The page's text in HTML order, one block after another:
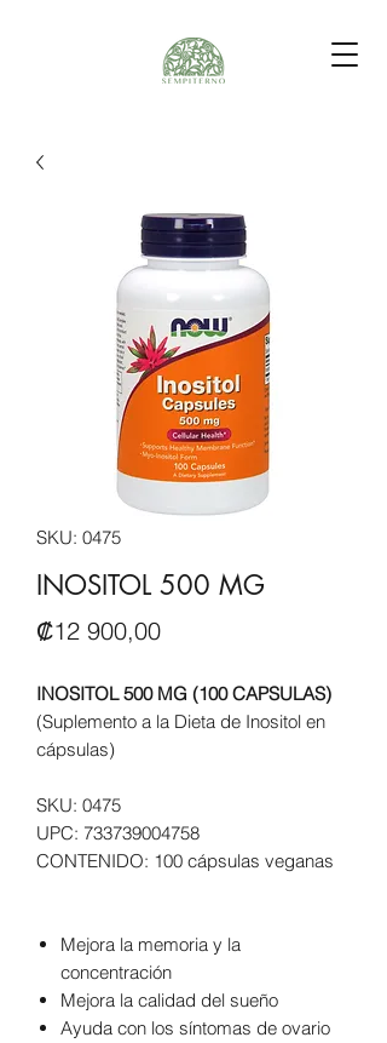
SKU: 0475
INOSITOL 500 MG
₡12 900,00Precio
INOSITOL 500 MG (100 CAPSULAS)
(Suplemento a la Dieta de Inositol en
cápsulas)
SKU: 0475
UPC: 733739004758
CONTENIDO: 100 cápsulas veganas
Mejora la memoria y la
concentración
Mejora la calidad del sueño
Ayuda con los síntomas de ovario